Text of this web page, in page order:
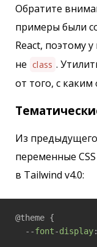
Обратите
примеры были
React, поэтому у
не class .
от того, с
Из
переменные
в Tailwind v4.0:
@theme {
  --
font-display